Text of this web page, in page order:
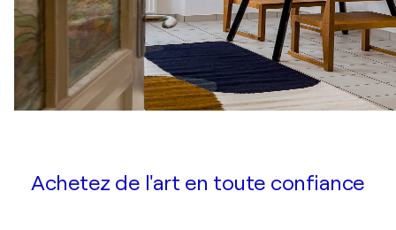
Achetez de l'art en toute confiance